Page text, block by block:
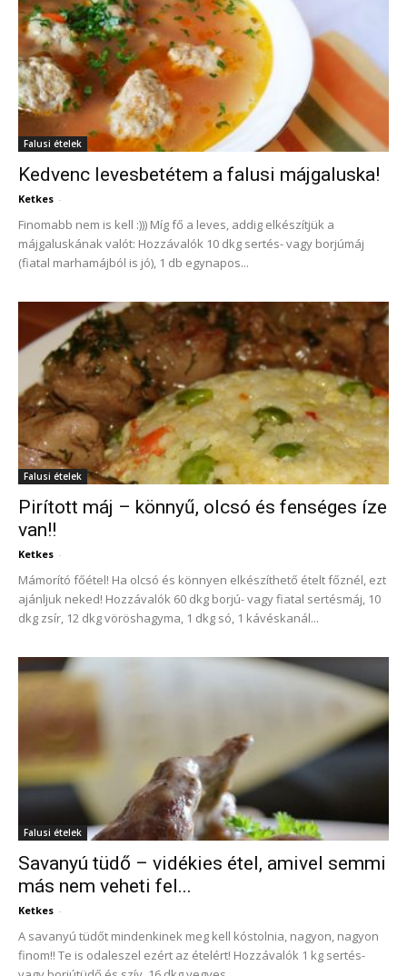
Falusi ételek
Kedvenc levesbetétem a falusi májgaluska!
Ketkes -
Finomabb nem is kell :))) Míg fő a leves, addig elkészítjük a
májgaluskának valót: Hozzávalók 10 dkg sertés- vagy borjúmáj
(fiatal marhamájból is jó), 1 db egynapos...
Falusi ételek
Pirított máj – könnyű, olcsó és fenséges íze
van!!
Ketkes -
Mámorító főétel! Ha olcsó és könnyen elkészíthető ételt főznél, ezt
ajánljuk neked! Hozzávalók 60 dkg borjú- vagy fiatal sertésmáj, 10
dkg zsír, 12 dkg vöröshagyma, 1 dkg só, 1 kávéskanál...
Falusi ételek
Savanyú tüdő – vidékies étel, amivel semmi
más nem veheti fel...
Ketkes -
A savanyú tüdőt mindenkinek meg kell kóstolnia, nagyon, nagyon
finom!! Te is odaleszel ezért az ételért! Hozzávalók 1 kg sertés-